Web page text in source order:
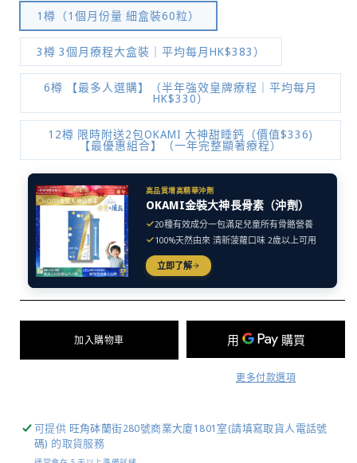
1樽（1個月份量 細盒裝60粒）
3樽 3個月療程大盒裝｜平均每月HK$383）
6樽 【最多人選購】（半年強效皇牌療程｜平均每月
HK$330）
12樽 限時附送2包OKAMI 大神甜睡鈣（價值$336)
【最優惠組合】（一年完整顯著療程）
高品質增高精華沖劑
OKAMI金裝大神長骨素（沖劑）
20種有效成分一包滿足兒童所有骨骼營養
100%天然由來 清新菠蘿口味 2歲以上可用
立即了解
加入購物車
更多付款選項
可提供 旺角砵蘭街280號商業大廈1801室(請填寫取貨人電話號
碼) 的取貨服務